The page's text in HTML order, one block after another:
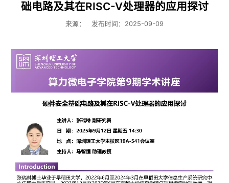
础电路及其在RISC-V处理器的应用探讨
来源： 发布时间：2025-09-09